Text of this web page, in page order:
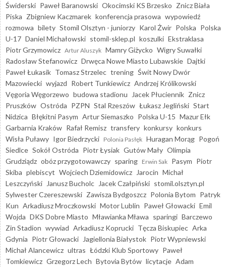
Świderski Paweł Baranowski Okocimski KS Brzesko Znicz Biała
Piska Zbigniew Kaczmarek konferencja prasowa wypowiedź
rozmowa bilety Stomil Olsztyn - juniorzy Karol Żwir Polska Polska
U-17 Daniel Michałowski stomil-sklep.pl koszulki Ekstraklasa
Piotr Grzymowicz Artur Aluszyk Mamry Giżycko Wigry Suwałki
Radosław Stefanowicz Drwęca Nowe Miasto Lubawskie Dajtki
Paweł Łukasik Tomasz Strzelec trening Świt Nowy Dwór
Mazowiecki wyjazd Robert Tunkiewicz Andrzej Królikowski
Vęgoria Węgorzewo budowa stadionu Jacek Płuciennik Znicz
Pruszków Ostróda PZPN Stal Rzeszów Łukasz Jegliński Start
Nidzica Błękitni Pasym Artur Siemaszko Polska U-15 Mazur Ełk
Garbarnia Kraków Rafał Remisz transfery konkursy konkurs
Wisła Puławy Igor Biedrzycki Polonia Pasłęk Huragan Morąg Pogoń
Siedlce Sokół Ostróda Piotr Łysiak Gutów Mały Olimpia
Grudziądz obóz przygotowawczy sparing Erwin Sak Pasym Piotr
Skiba plebiscyt Wojciech Dziemidowicz Jarocin Michał
Leszczyński
Janusz Bucholc Jacek Czałpiński stomil.olsztyn.pl
Sylwester Czereszewski Zawisza Bydgoszcz Polonia Bytom Patryk
Kun Arkadiusz Mroczkowski Motor Lublin Paweł Głowacki Emil
Wojda DKS Dobre Miasto Mławianka Mława sparingi Barczewo
Zin Stadion wywiad Arkadiusz Koprucki Tęcza Biskupiec Arka
Gdynia Piotr Głowacki Jagiellonia Białystok Piotr Wypniewski
Michał Alancewicz ultras Łódzki Klub Sportowy Paweł
Tomkiewicz Grzegorz Lech Bytovia Bytów licytacje Adam